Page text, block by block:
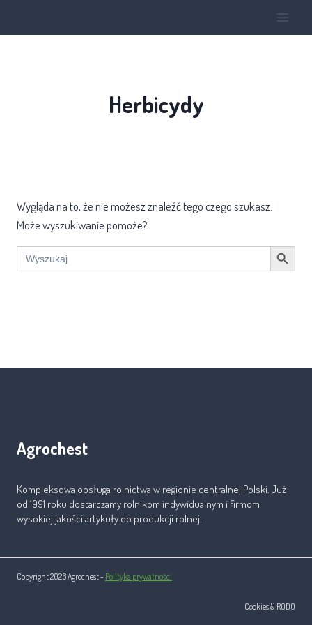
Herbicydy
Wygląda na to, że nie możesz znaleźć tego czego szukasz.
Może wyszukiwanie pomoże?
Search
for:
Search Button
Agrochest
Kompleksowa obsługa rolnictwa w regionie centralnej Polski. Już
od 1991 roku dostarczamy rolnikom indywidualnym i firmom
wysokiej jakości artykuły do produkcji rolnej.
Copyright 2026 Agrochest - Polityka prywatności
Cookies & RODO